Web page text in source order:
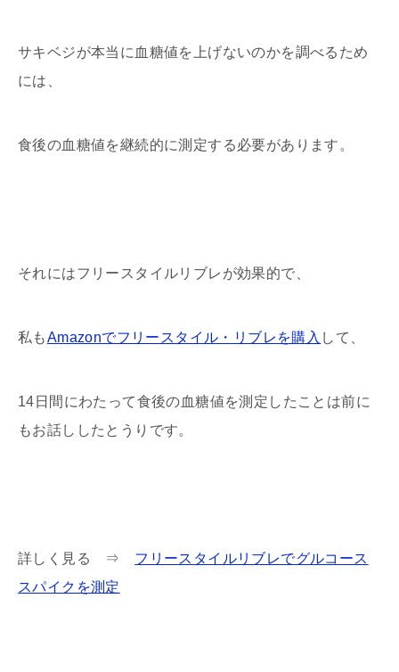
サキベジが本当に血糖値を上げないのかを調べるため
には、
食後の血糖値を継続的に測定する必要があります。
それにはフリースタイルリブレが効果的で、
私もAmazonでフリースタイル・リブレを購入 して、
14日間にわたって食後の血糖値を測定したことは前に
もお話ししたとうりです。
詳しく見る ⇒ フリースタイルリブレでグルコース
スパイクを測定